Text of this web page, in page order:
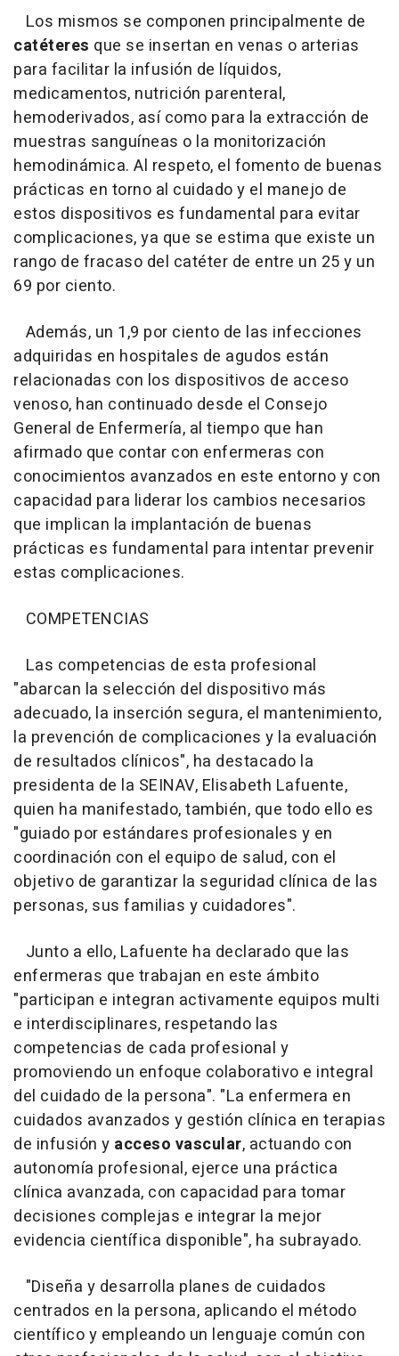
Los mismos se componen principalmente de
catéteres que se insertan en venas o arterias
para facilitar la infusión de líquidos,
medicamentos, nutrición parenteral,
hemoderivados, así como para la extracción de
muestras sanguíneas o la monitorización
hemodinámica. Al respeto, el fomento de buenas
prácticas en torno al cuidado y el manejo de
estos dispositivos es fundamental para evitar
complicaciones, ya que se estima que existe un
rango de fracaso del catéter de entre un 25 y un
69 por ciento.
Además, un 1,9 por ciento de las infecciones
adquiridas en hospitales de agudos están
relacionadas con los dispositivos de acceso
venoso, han continuado desde el Consejo
General de Enfermería, al tiempo que han
afirmado que contar con enfermeras con
conocimientos avanzados en este entorno y con
capacidad para liderar los cambios necesarios
que implican la implantación de buenas
prácticas es fundamental para intentar prevenir
estas complicaciones.
COMPETENCIAS
Las competencias de esta profesional
"abarcan la selección del dispositivo más
adecuado, la inserción segura, el mantenimiento,
la prevención de complicaciones y la evaluación
de resultados clínicos", ha destacado la
presidenta de la SEINAV, Elisabeth Lafuente,
quien ha manifestado, también, que todo ello es
"guiado por estándares profesionales y en
coordinación con el equipo de salud, con el
objetivo de garantizar la seguridad clínica de las
personas, sus familias y cuidadores".
Junto a ello, Lafuente ha declarado que las
enfermeras que trabajan en este ámbito
"participan e integran activamente equipos multi
e interdisciplinares, respetando las
competencias de cada profesional y
promoviendo un enfoque colaborativo e integral
del cuidado de la persona". "La enfermera en
cuidados avanzados y gestión clínica en terapias
de infusión y acceso vascular, actuando con
autonomía profesional, ejerce una práctica
clínica avanzada, con capacidad para tomar
decisiones complejas e integrar la mejor
evidencia científica disponible", ha subrayado.
"Diseña y desarrolla planes de cuidados
centrados en la persona, aplicando el método
científico y empleando un lenguaje común con